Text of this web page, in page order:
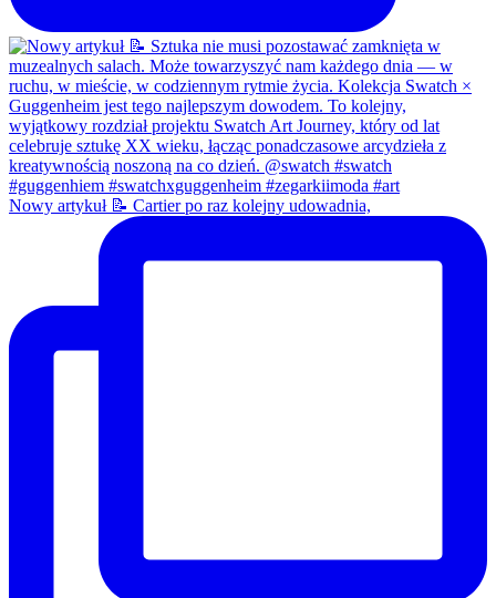
Nowy artykuł 📝 Cartier po raz kolejny udowadnia,